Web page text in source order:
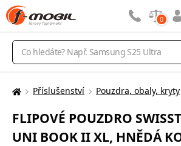
Vyhledávání
0
Zde
nacházíte:
Příslušenství Pouzdra, obaly, kryty
FLIPOVÉ POUZDRO
UNI BOOK II XL, HNĚDÁ